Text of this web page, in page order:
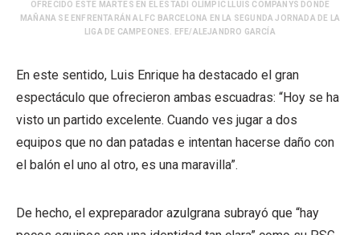
OFRECIDO ESTE MARTES EN EL ESTADI OLÍMPIC LLUIS COMPANYS DONDE
MAÑANA SE ENFRENTARÁN AL FC BARCELONA EN LA SEGUNDA JORNADA DE LA
LIGA DE CAMPEONES. EFE/ALEJANDRO GARCÍA
En este sentido, Luis Enrique ha destacado el gran
espectáculo que ofrecieron ambas escuadras: “Hoy se ha
visto un partido excelente. Cuando ves jugar a dos
equipos que no dan patadas e intentan hacerse daño con
el balón el uno al otro, es una maravilla”.
De hecho, el expreparador azulgrana subrayó que “hay